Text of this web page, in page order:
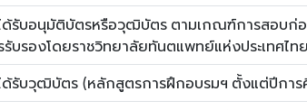
ด้รับอนุมัติบัตรหรือวุฒิบัตร ตามเกณฑ์การสอบ
รับรองโดยราชวิทยาลัยทันตแพทย์แห่งประเทศไ
ด้รับวุฒิบัตร (หลักสูตรการฝึกอบรมฯ ตั้งแต่ปีการ